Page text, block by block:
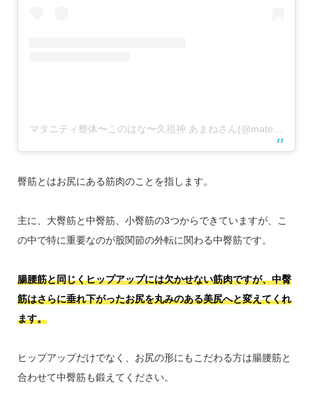
臀筋とはお尻にある筋肉のことを指します。
主に、大臀筋と中臀筋、小臀筋の3つからできていますが、こ
の中で特に重要なのが股関節の外転に関わる中臀筋です。
腸腰筋と同じくヒップアップには欠かせない筋肉ですが、中臀
筋はさらに垂れ下がったお尻を丸みのある美尻へと変えてくれ
ます。
ヒップアップだけでなく、お尻の形にもこだわる方は腸腰筋と
合わせて中臀筋も鍛えてください。